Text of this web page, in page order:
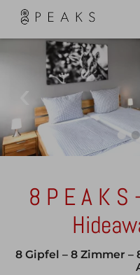
24.
2
Hotel
Zimmer
Buchung
8 P E A K S
8 Gipfel – 8 Zimmer